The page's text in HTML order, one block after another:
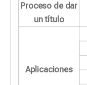
Proceso de dar
un título
Aplicaciones